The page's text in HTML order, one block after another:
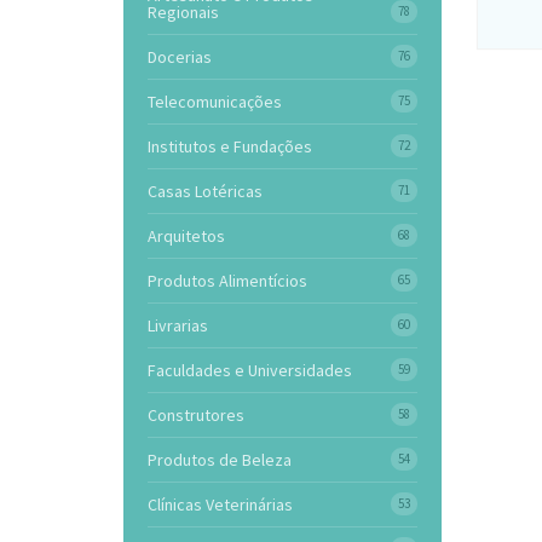
Regionais 78
Docerias 76
Telecomunicações 75
Institutos e Fundações 72
Casas Lotéricas 71
Arquitetos 68
Produtos Alimentícios 65
Livrarias 60
Faculdades e Universidades 59
Construtores 58
Produtos de Beleza 54
Clínicas Veterinárias 53